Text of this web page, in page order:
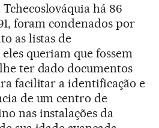
há 86
foram condenados por
as listas de
queriam que fossem
ter dado documentos
facilitar a identificação e
de um centro de
nas instalações da